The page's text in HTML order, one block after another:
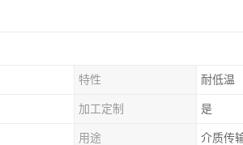
特性 耐低温
加工定制 是
用途 介质传